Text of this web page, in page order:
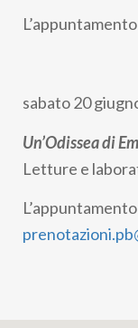
sabato 20
Un’Odissea di
Letture e